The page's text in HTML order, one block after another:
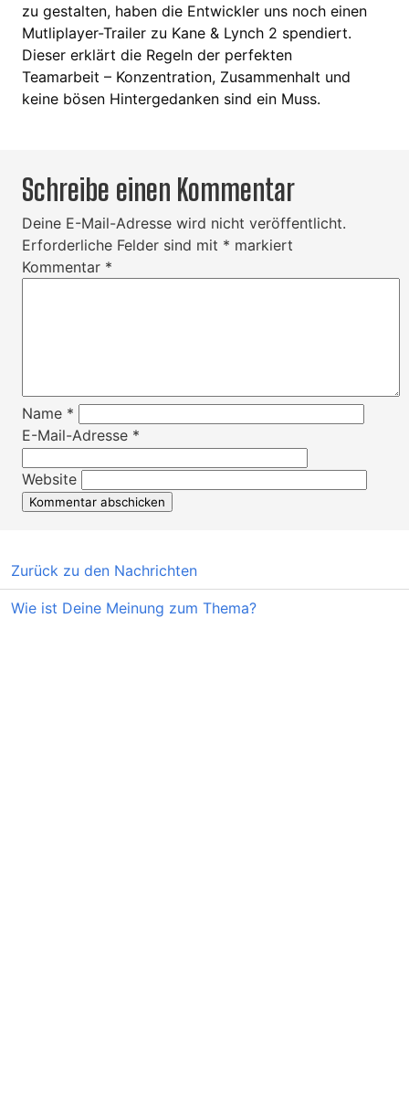
zu gestalten, haben die Entwickler uns noch einen
Mutliplayer-Trailer zu Kane & Lynch 2 spendiert.
Dieser erklärt die Regeln der perfekten
Teamarbeit – Konzentration, Zusammenhalt und
keine bösen Hintergedanken sind ein Muss.
Schreibe einen Kommentar
Deine E-Mail-Adresse wird nicht veröffentlicht.
Erforderliche Felder sind mit * markiert
Kommentar *
Name *
E-Mail-Adresse *
Website
Zurück zu den Nachrichten
Wie ist Deine Meinung zum Thema?